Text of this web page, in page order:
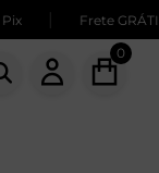
| Frete GRÁTIS
0